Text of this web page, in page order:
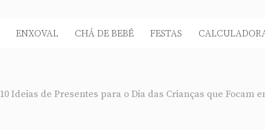
ENXOVAL CHÁ DE BEBÊ FESTAS
10 Ideias de Presentes para o Dia das Crianças que Focam